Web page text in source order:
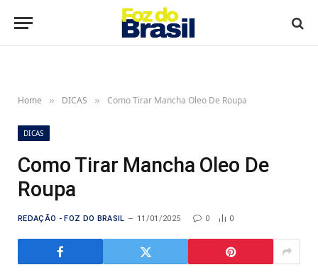
Home » DICAS » Como Tirar Mancha Oleo De Roupa
DICAS
Como Tirar Mancha Oleo De
Roupa
REDAÇÃO - FOZ DO BRASIL 11/01/2025 0 0